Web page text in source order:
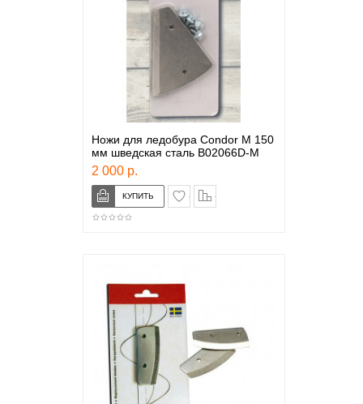
Ножи для ледобура Condor M 150
мм шведская сталь B02066D-M
2 000 р.
в закладки